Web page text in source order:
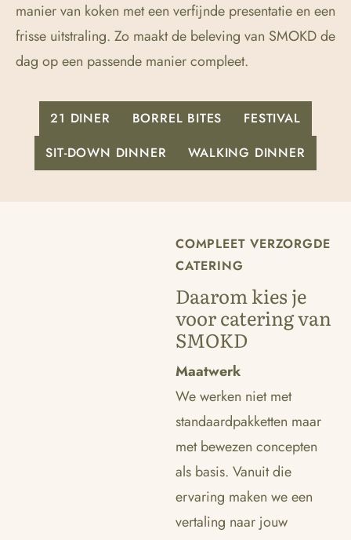
manier van koken met een verfijnde presentatie en een
frisse uitstraling. Zo maakt de beleving van SMOKD de
dag op een passende manier compleet.
21 DINER BORREL BITES
FESTIVAL
SIT-DOWN DINNER
WALKING DINNER
COMPLEET VERZORGDE
CATERING
Daarom kies je
voor catering van
SMOKD
Maatwerk
We werken niet met
standaardpakketten maar
met bewezen concepten
als basis. Vanuit die
ervaring maken we een
vertaling naar jouw